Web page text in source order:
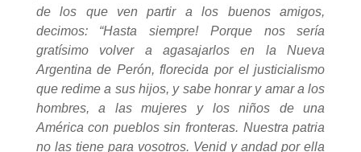
de los que ven partir a los buenos amigos,
decimos: “Hasta siempre! Porque nos sería
gratísimo volver a agasajarlos en la Nueva
Argentina de Perón, florecida por el justicialismo
que redime a sus hijos, y sabe honrar y amar a los
hombres, a las mujeres y los niños de una
América con pueblos sin fronteras. Nuestra patria
no las tiene para vosotros. Venid y andad por ella